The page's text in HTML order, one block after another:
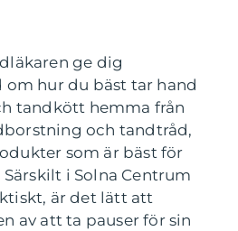
ge dig
om hur du bäst tar hand
tandkött hemma från
och tandtråd,
som är bäst för
i Solna Centrum
är det lätt att
av att ta pauser för sin